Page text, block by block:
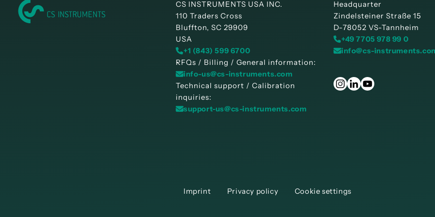
CS INSTRUMENTS USA INC.
110 Traders Cross
Bluffton, SC 29909
USA
+1 (843) 599 6700
RFQs / Billing / General information:
info-us@cs-instruments.com
Technical support / Calibration
inquiries:
support-us@cs-instruments.com
Headquarter
Zindelsteiner Straße 15
D-78052 VS-Tannheim
+49 7705 978 99 0
info@cs-
Imprint Privacy policy Cookie settings